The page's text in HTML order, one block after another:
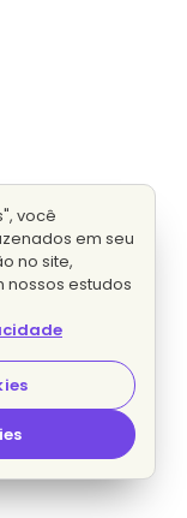
você
em seu
no site,
nossos estudos